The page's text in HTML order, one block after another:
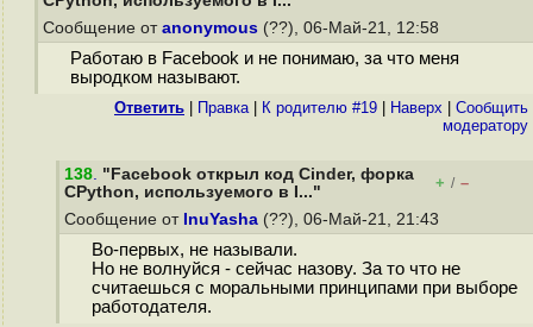
Сообщение от anonymous (??), 06-Май-21, 12:58
Работаю в Facebook и не понимаю, за что меня
выродком называют.
Ответить Правка| К родителю #19 Наверх
Cообщить
модератору
138. "Facebook открыл код Cinder, форка
CPython, используемого в I..."
+ / –
Сообщение от InuYasha (??), 06-Май-21, 21:43
Во-первых, не называли.
Но не волнуйся - сейчас назову. За то что не
считаешься с моральными принципами при выборе
работодателя.